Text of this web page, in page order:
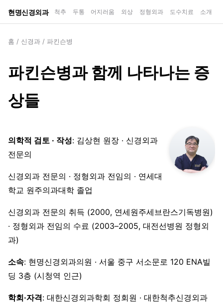
현명신경외과 척추 두통 어지러움 외상 정형외과 도수치료 소개
홈 / 신경과 / 파킨슨병
파킨슨병과 함께 나타나는 증
상들
의학적 검토 · 작성: 김상현 원장 · 신경외과
전문의
신경외과 전문의 · 정형외과 전임의 · 연세대
학교 원주의과대학 졸업
신경외과 전문의 취득 (2000, 연세원주세브란스기독병원)
· 정형외과 전임의 수료 (2003–2005, 대전선병원 정형외
과)
소속: 현명신경외과의원 · 서울 중구 서소문로 120 ENA빌
딩 3층 (시청역 인근)
학회·자격: 대한신경외과학회 정회원 · 대한척추신경외과